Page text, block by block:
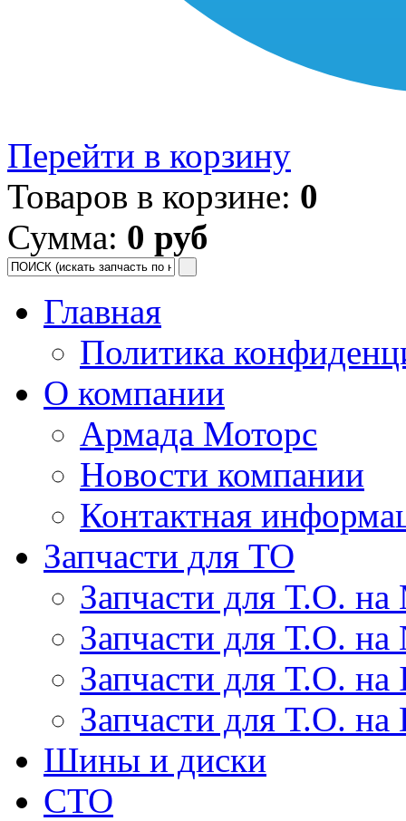
Перейти в корзину
Товаров в корзине: 0
Сумма: 0 руб
Главная
Политика
О компании
Армада Моторс
Новости компании
Контактная
Запчасти для ТО
Запчасти для Т.О. на
Запчасти для Т.О. на
Запчасти для Т.О.
Запчасти для Т.О. на
Шины и диски
СТО